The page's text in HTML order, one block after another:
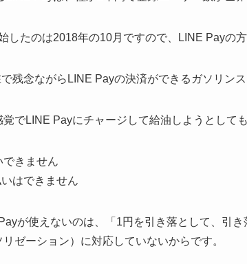
したのは2018年の10月ですので、LINE Payの方
残念ながらLINE Payの決済ができるガソリンス
でLINE Payにチャージして給油しようとして
できません
はできません
が使えないのは、「1円を引き落として、引き
ゼーション）に対応していないからです。